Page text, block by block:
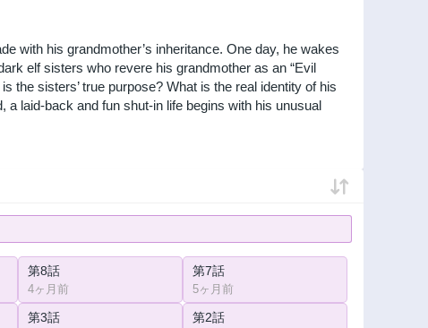
with his grandmother’s inheritance. One day, he wakes
elf sisters who revere his grandmother as an “Evil
the sisters’ true purpose? What is the real identity of his
laid-back and fun shut-in life begins with his unusual
第8話
4ヶ月前
第7話
5ヶ月前
第3話 第2話